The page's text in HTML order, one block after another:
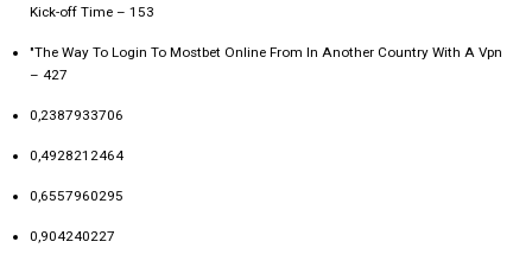
Kick-off Time – 153
"The Way To Login To Mostbet Online From In Another Country With A Vpn
– 427
0,2387933706
0,4928212464
0,6557960295
0,904240227